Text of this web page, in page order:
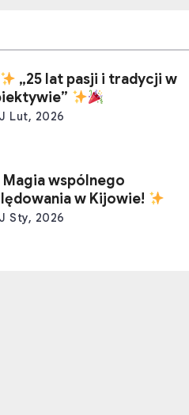
„25 lat pasji i tradycji w
J Lut, 2026
Magia wspólnego
w Kijowie!
J Sty, 2026